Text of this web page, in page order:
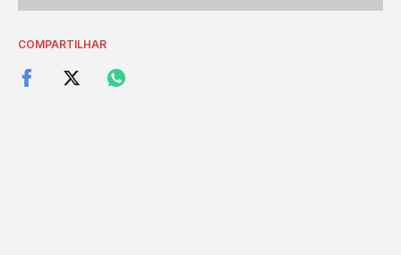
COMPARTILHAR